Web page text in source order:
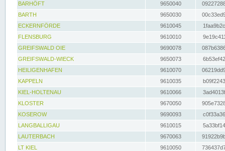
BARHÖFT
9650040
BARTH
9650030
ECKERNFÖRDE
9610045
FLENSBURG
9610010
GREIFSWALD OIE
9690078
GREIFSWALD-WIECK
9650073
HEILIGENHAFEN
9610070
KAPPELN
9610035
KIEL-HOLTENAU
9610066
KLOSTER
9670050
KOSEROW
9690093
LANGBALLIGAU
9610015
LAUTERBACH
9670063
LT KIEL
9610050